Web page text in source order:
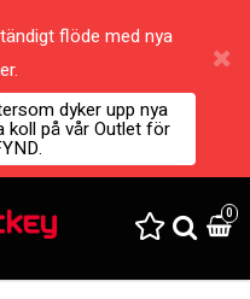
flöde med nya
dyker upp nya
koll på vår Outlet för
0